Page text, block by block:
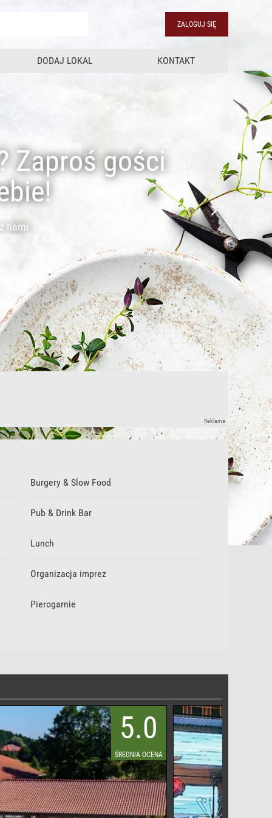
ZALOGUJ SIĘ
DODAJ LOKAL KONTAKT
Reklama
Burgery & Slow Food
Pub & Drink Bar
Lunch
Organizacja imprez
Pierogarnie
5.0
ŚREDNIA OCENA
5.0
ŚREDNIA OCENA